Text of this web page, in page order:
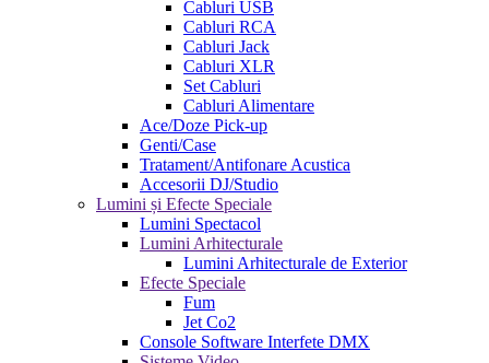
Cabluri USB
Cabluri RCA
Cabluri Jack
Cabluri XLR
Set Cabluri
Cabluri Alimentare
Ace/Doze Pick-up
Genti/Case
Tratament/Antifonare Acustica
Accesorii DJ/Studio
Lumini și Efecte Speciale
Lumini Spectacol
Lumini Arhitecturale
Lumini Arhitecturale de Exterior
Efecte Speciale
Fum
Jet Co2
Console Software Interfete DMX